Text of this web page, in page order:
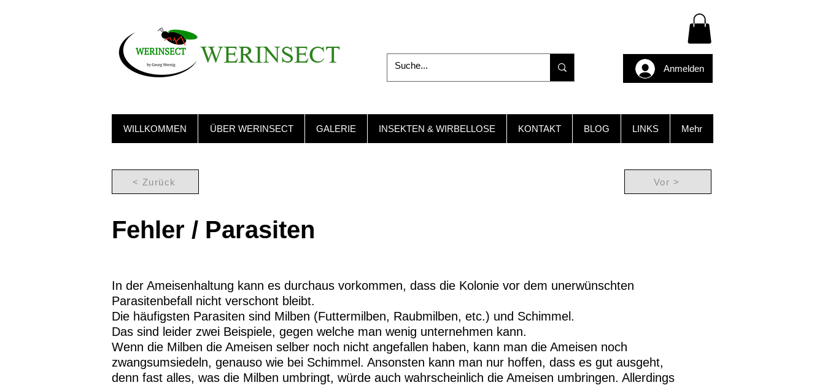
WERINSECT
Anmelden
WILLKOMMEN ÜBER WERINSECT GALERIE INSEKTEN & WIRBELLOSE KONTAKT BLOG LINKS Mehr
< Zurück Vor >
Fehler / Parasiten
In der Ameisenhaltung kann es durchaus vorkommen, dass die Kolonie vor dem unerwünschten
Parasitenbefall nicht verschont bleibt.
Die häufigsten Parasiten sind Milben (Futtermilben, Raubmilben, etc.) und Schimmel.
Das sind leider zwei Beispiele, gegen welche man wenig unternehmen kann.
Wenn die Milben die Ameisen selber noch nicht angefallen haben, kann man die Ameisen noch
zwangsumsiedeln, genauso wie bei Schimmel. Ansonsten kann man nur hoffen, dass es gut ausgeht,
denn fast alles, was die Milben umbringt, würde auch wahrscheinlich die Ameisen umbringen. Allerdings